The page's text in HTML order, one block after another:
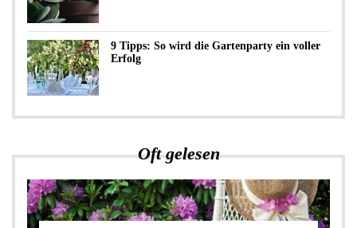
9 Tipps: So wird die Gartenparty ein voller
Erfolg
Oft gelesen